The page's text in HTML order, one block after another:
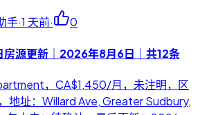
手·1 天前· 0
源更新｜2026年8月6日｜共12条
，CA$1,450/月，未注明，区
地址：Willard Ave, Greater Sudbury,